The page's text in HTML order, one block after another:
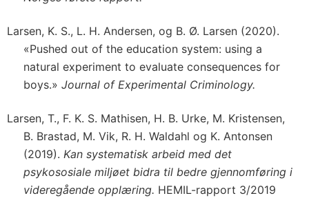
Larsen, K. S., L. H. Andersen, og B. Ø. Larsen (2020).
«Pushed out of the education system: using a
natural experiment to evaluate consequences for
boys.» Journal of Experimental Criminology.
Larsen, T., F. K. S. Mathisen, H. B. Urke, M. Kristensen,
B. Brastad, M. Vik, R. H. Waldahl og K. Antonsen
(2019). Kan systematisk arbeid med det
psykososiale miljøet bidra til bedre gjennomføring i
videregående opplæring. HEMIL-rapport 3/2019